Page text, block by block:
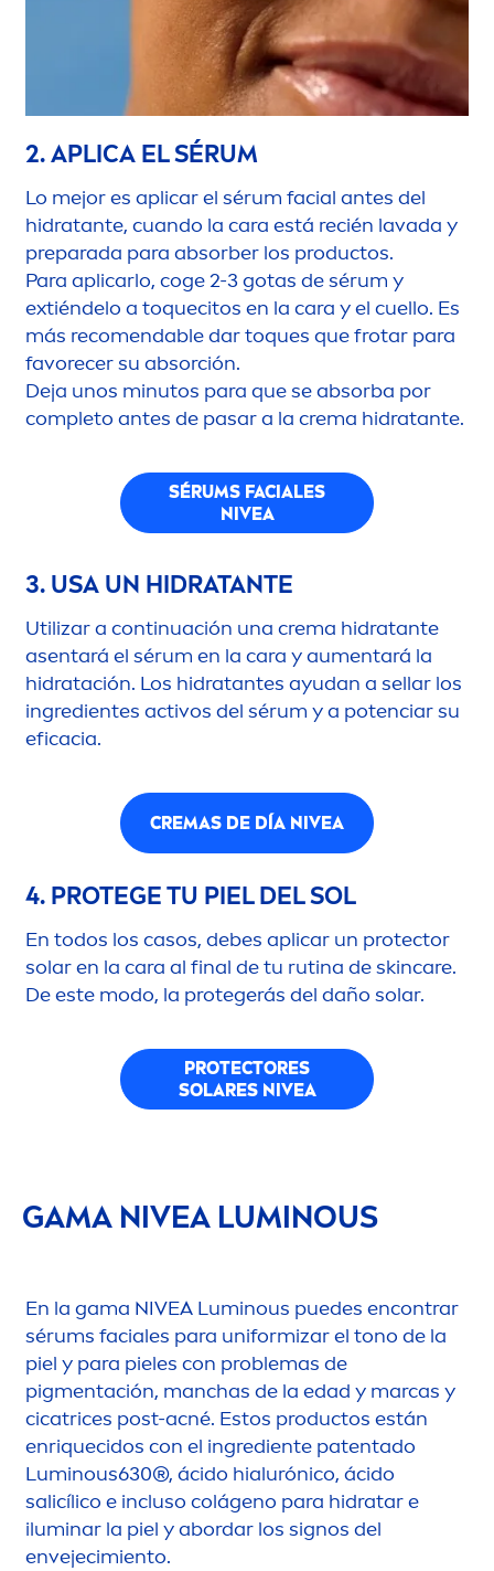
2. APLICA EL SÉRUM
Lo mejor es aplicar el sérum facial antes del
hidratante, cuando la cara está recién lavada y
preparada para absorber los productos.
Para aplicarlo, coge 2-3 gotas de sérum y
extiéndelo a toquecitos en la cara y el cuello. Es
más recomendable dar toques que frotar para
favorecer su absorción.
Deja unos minutos para que se absorba por
completo antes de pasar a la crema hidratante.
SÉRUMS FACIALES
NIVEA
3. USA UN HIDRATANTE
Utilizar a continuación una crema hidratante
asentará el sérum en la cara y aumentará la
hidratación. Los hidratantes ayudan a sellar los
ingredientes activos del sérum y a potenciar su
eficacia.
CREMAS DE DÍA NIVEA
4. PROTEGE TU PIEL DEL SOL
En todos los casos, debes aplicar un protector
solar en la cara al final de tu rutina deskincare.
De este modo, la protegerás del daño solar.
PROTECTORES
SOLARES NIVEA
GAMA NIVEA LUMINOUS
En la gama NIVEA Luminous puedes encontrar
sérums faciales para uniformizar el tono de la
piel y para pieles con problemas de
pigmentación, manchas de la edad y marcas y
cicatrices post-acné. Estos productos están
enriquecidos con el ingrediente patentado
Luminous630®, ácido hialurónico, ácido
salicílico e incluso colágeno para hidratar e
iluminar la piel y abordar los signos del
envejecimiento.